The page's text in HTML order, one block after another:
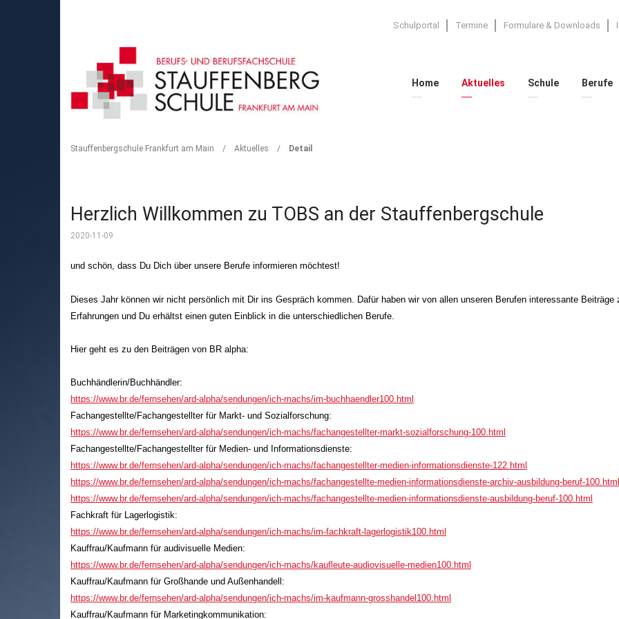
Schulportal Termine Formulare & Downloads
Home Aktuelles Schule Berufe
Stauffenbergschule Frankfurt am Main / Aktuelles / Detail
Herzlich Willkommen zu TOBS an der Stauffenbergschule
2020-11-09
und schön, dass Du Dich über unsere Berufe informieren möchtest!
Dieses Jahr können wir nicht persönlich mit Dir ins Gespräch kommen. Dafür haben wir von allen unseren Berufen interessante
Erfahrungen und Du erhältst einen guten Einblick in die unterschiedlichen Berufe.
Hier geht es zu den Beiträgen von BR alpha:
Buchhändlerin/Buchhändler:
https://www.br.de/fernsehen/ard-alpha/sendungen/ich-machs/im-buchhaendler100.html
Fachangestellte/Fachangestellter für Markt- und Sozialforschung:
https://www.br.de/fernsehen/ard-alpha/sendungen/ich-machs/fachangestellter-markt-sozialforschung-100.html
Fachangestellte/Fachangestellter für Medien- und Informationsdienste:
https://www.br.de/fernsehen/ard-alpha/sendungen/ich-machs/fachangestellter-medien-informationsdienste-122.html
https://www.br.de/fernsehen/ard-alpha/sendungen/ich-machs/fachangestellte-medien-informationsdienste-archiv-ausbildung-beruf-100.html
https://www.br.de/fernsehen/ard-alpha/sendungen/ich-machs/fachangestellte-medien-informationsdienste-ausbildung-beruf-100.html
Fachkraft für Lagerlogistik:
https://www.br.de/fernsehen/ard-alpha/sendungen/ich-machs/im-fachkraft-lagerlogistik100.html
Kauffrau/Kaufmann für audivisuelle Medien:
https://www.br.de/fernsehen/ard-alpha/sendungen/ich-machs/kaufleute-audiovisuelle-medien100.html
Kauffrau/Kaufmann für Großhande und Außenhandell:
https://www.br.de/fernsehen/ard-alpha/sendungen/ich-machs/im-kaufmann-grosshandel100.html
Kauffrau/Kaufmann für Marketingkommunikation: